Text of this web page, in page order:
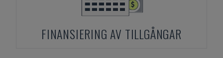
FINANSIERING AV TILLGÅNGAR